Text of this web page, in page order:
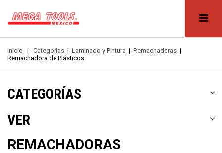
Inicio | Categorías | Laminado y Pintura | Remachadoras |
Remachadora de Plásticos
CATEGORÍAS
VER
REMACHADORAS